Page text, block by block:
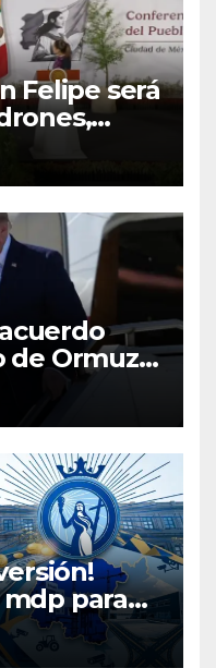
Felipe será
suma
de Ormuz
mdp para
se usará